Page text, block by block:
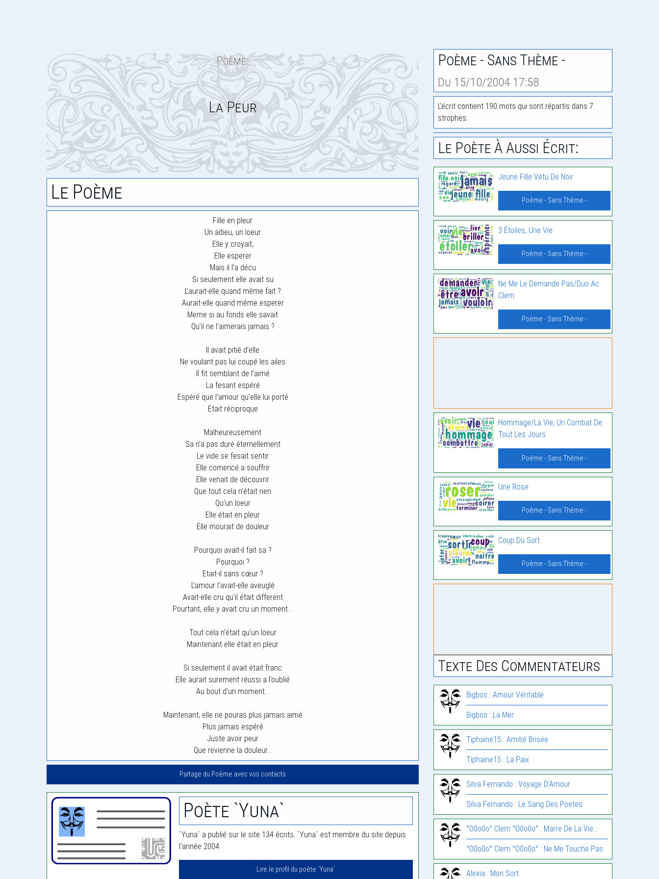
Poème:
La Peur
Le Poème
Fille en pleur
Un adieu, un loeur
Elle y croyait,
Elle esperer
Mais il l’a décu
Si seulement elle avait su
L’aurait-elle quand même fait ?
Aurait-elle quand même esperer
Meme si au fonds elle savait
Qu’il ne l’aimerais jamais ?
Il avait pitié d’elle
Ne voulant pas lui coupé les ailes
Il fit semblant de l’aimé
La fesant espéré
Espéré que l’amour qu’elle lui porté
Etait réciproque
Malheureusement
Sa n’a pas duré éternellement
Le vide se fesait sentir
Elle comencé a souffrir
Elle venait de découvrir
Que tout cela n’était rien
Qu’un loeur
Elle était en pleur
Elle mourait de douleur
Pourquoi avait-il fait sa ?
Pourquoi ?
Etait-il sans cœur ?
L’amour l’avait-elle aveuglé
Avait-elle cru qu’il était different
Pourtant, elle y avait cru un moment. .
Tout cela n’était qu’un loeur
Maintenant elle était en pleur
Si seulement il avait était franc
Elle aurait surement réussi a l’oublié
Au bout d’un moment. .
Maintenant, elle ne pouras plus jamais aimé
Plus jamais espéré
Juste avoir peur
Que revienne la douleur…
Partage du Poème avec vos contacts
Poète `Yuna`
`Yuna` a publié sur le site 134 écrits. `Yuna` est membre du site depuis
l'année 2004.
Lire le profil du poète `Yuna`
Poème - Sans Thème -
Du 15/10/2004 17:58
L'écrit contient 190 mots qui sont répartis dans 7
strophes.
Le Poète À Aussi Écrit:
Jeune Fille Vétu De Noir
Poème - Sans Thème -
3 Étoiles, Une Vie
Poème - Sans Thème -
Ne Me Le Demande Pas/Duo Ac
Clem
Poème - Sans Thème -
Hommage/La Vie, Un Combat De
Tout Les Jours
Poème - Sans Thème -
Une Rose
Poème - Sans Thème -
Coup Du Sort
Poème - Sans Thème -
Texte Des Commentateurs
Bigbos : Amour Véritable
Bigbos : La Mer
Tiphaine15 : Amitié Brisée
Tiphaine15 : La Paix
Silva Fernando : Voyage D’Amour
Silva Fernando : Le Sang Des Poetes
°O0o0o° Clem °O0o0o° : Marre De La Vie…
°O0o0o° Clem °O0o0o° : Ne Me Touche Pas
Alexia : Mon Sort